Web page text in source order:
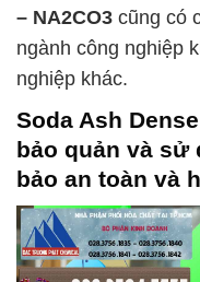
– NA2CO3 cũng có
ngành công nghiệp
nghiệp khác.
Soda Ash
bảo quản và sử
bảo an toàn và